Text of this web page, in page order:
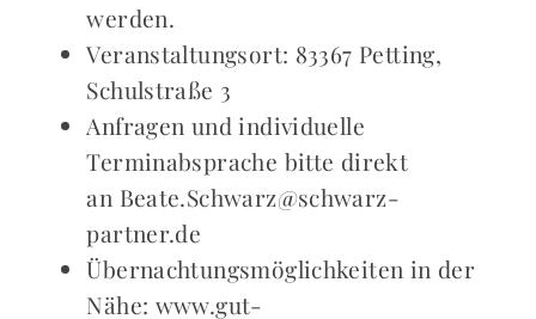
werden.
Veranstaltungsort: 83367 Petting,
Schulstraße 3
Anfragen und individuelle
Terminabsprache bitte direkt
an Beate.Schwarz@schwarz-
partner.de
Übernachtungsmöglichkeiten in der
Nähe: www.gut-